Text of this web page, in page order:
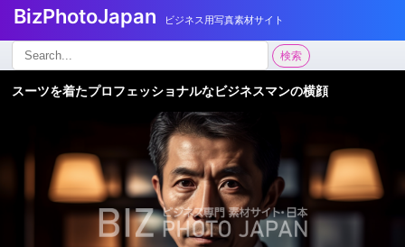
BizPhotoJapan ビジネス用写真素材サイト
検
索:
検索
スーツを着たプロフェッショナルなビジネスマンの横顔